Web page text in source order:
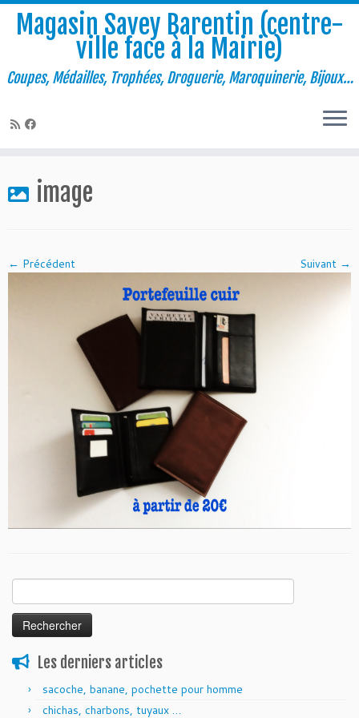
contenu
Magasin Savey Barentin (centre-
ville face à la Mairie)
Coupes, Médailles, Trophées, Droguerie, Maroquinerie, Bijoux…
image
← Précédent Suivant →
Rechercher :
Les derniers articles
sacoche, banane, pochette pour homme
chichas, charbons, tuyaux …